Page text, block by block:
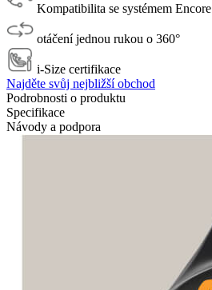
Kompatibilita se systémem Encore
otáčení jednou rukou o 360°
i-Size certifikace
Najděte svůj nejbližší obchod
Podrobnosti o produktu
Specifikace
Návody a podpora